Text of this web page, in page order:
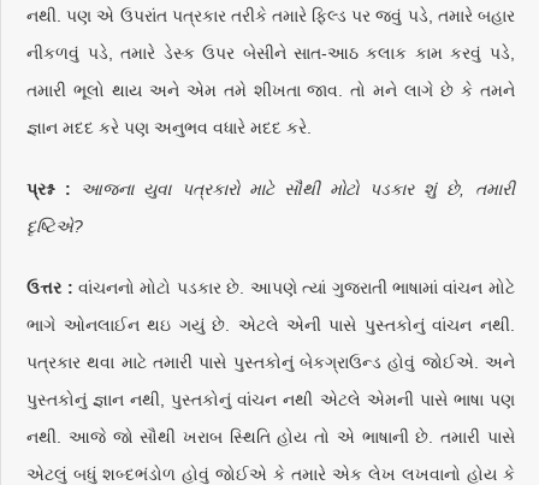
નથી. પણ એ ઉપરાંત પત્રકાર તરીકે તમારે ફિલ્ડ પર જવું પડે, તમારે બહાર
નીકળવું પડે, તમારે ડેસ્ક ઉપર બેસીને સાત-આઠ કલાક કામ કરવું પડે,
તમારી ભૂલો થાય અને એમ તમે શીખતા જાવ. તો મને લાગે છે કે તમને
જ્ઞાન મદદ કરે પણ અનુભવ વધારે મદદ કરે.
પ્રશ્ન :
આજના યુવા પત્રકારો માટે સૌથી મોટો પડકાર શું છે, તમારી
દૃષ્ટિએ?
ઉત્તર : વાંચનનો મોટો પડકાર છે. આપણે ત્યાં ગુજરાતી ભાષામાં વાંચન મોટે
ભાગે ઓનલાઈન થઇ ગયું છે. એટલે એની પાસે પુસ્તકોનું વાંચન નથી.
પત્રકાર થવા માટે તમારી પાસે પુસ્તકોનું બેકગ્રાઉન્ડ હોવું જોઈએ. અને
પુસ્તકોનું જ્ઞાન નથી, પુસ્તકોનું વાંચન નથી એટલે એમની પાસે ભાષા પણ
નથી. આજે જો સૌથી ખરાબ સ્થિતિ હોય તો એ ભાષાની છે. તમારી પાસે
એટલું બધું શબ્દભંડોળ હોવું જોઈએ કે તમારે એક લેખ લખવાનો હોય કે